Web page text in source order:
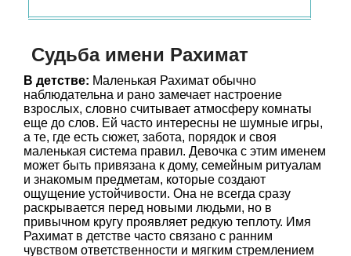
Судьба имени Рахимат
В детстве: Маленькая Рахимат обычно
наблюдательна и рано замечает настроение
взрослых, словно считывает атмосферу комнаты
еще до слов. Ей часто интересны не шумные игры,
а те, где есть сюжет, забота, порядок и своя
маленькая система правил. Девочка с этим именем
может быть привязана к дому, семейным ритуалам
и знакомым предметам, которые создают
ощущение устойчивости. Она не всегда сразу
раскрывается перед новыми людьми, но в
привычном кругу проявляет редкую теплоту. Имя
Рахимат в детстве часто связано с ранним
чувством ответственности и мягким стремлением